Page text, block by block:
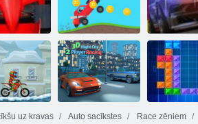
tuksneša
ceļš
Rallija 6. punkts
drudzis
Augstas
sacīkstes 2
Vajāšana uz
uz kravas Auto sacīkstes Race zēniem